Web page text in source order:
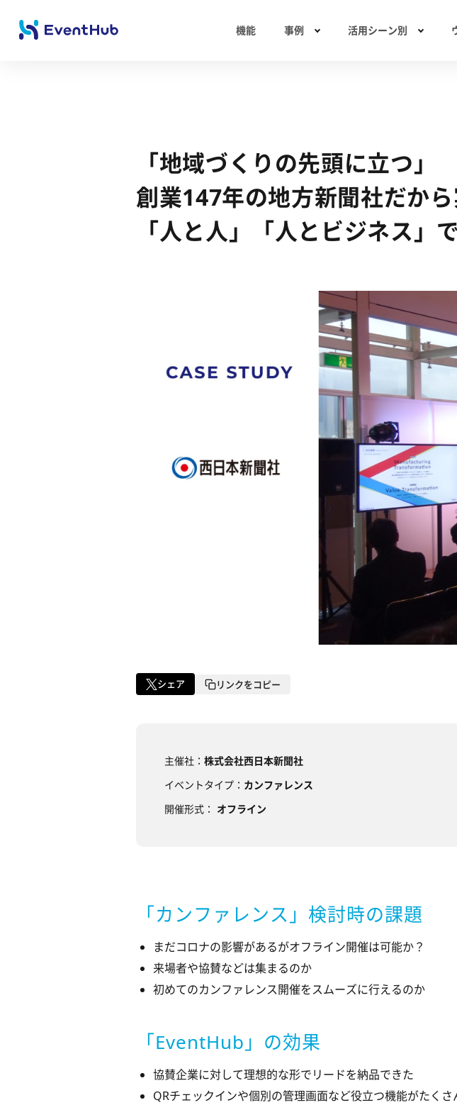
機能 事例 活用シーン別
「地域づくりの先頭に立つ」
創業147年の地方新聞社だか
「人と人」「人とビジネス」
シェア リンクをコピー
主催社： 株式会社西日本新聞社
イベントタイプ： カンファレンス
開催形式： オフライン
「カンファレンス」検討時の課題
まだコロナの影響があるがオフライン開催は可能か？
来場者や協賛などは集まるのか
初めてのカンファレンス開催をスムーズに行えるのか
「EventHub」の効果
協賛企業に対して理想的な形でリードを納品できた
QRチェックインや個別の管理画面など役立つ機能がたくさ